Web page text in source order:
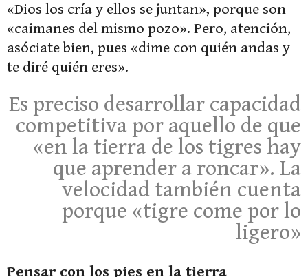
«Dios los cría y ellos se juntan», porque son
«caimanes del mismo pozo». Pero, atención,
asóciate bien, pues «dime con quién andas y
te diré quién eres».
Es preciso desarrollar capacidad
competitiva por aquello de que
«en la tierra de los tigres hay
que aprender a roncar». La
velocidad también cuenta
porque «tigre come por lo
ligero»
Pensar con los pies en la tierra